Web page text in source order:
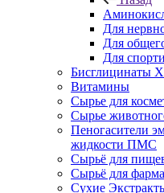
Для
Для
Для
Бисглицинаты
Витамины
Сырье для
Сырье
Пеногасители
жидкости ПМС
Сырьё для
Сырьё для
Сухие